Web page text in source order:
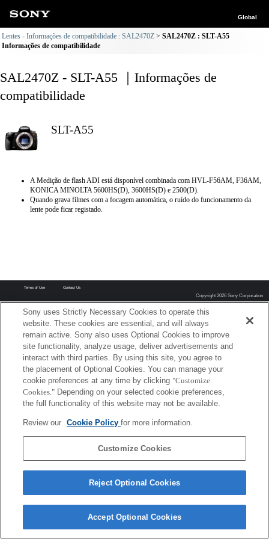
Global
Lentes - Informações de compatibilidade : SAL2470Z
SAL2470Z : SLT-A55
Informações de compatibilidade
SAL2470Z - SLT-A55 ｜Informações de
compatibilidade
SLT-A55
A Medição de flash ADI está disponível combinada com HVL-F56AM, F36AM,
KONICA MINOLTA 5600HS(D), 3600HS(D) e 2500(D).
Quando grava filmes com a focagem automática, o ruído do funcionamento da
lente pode ficar registado.
Terms of Use Contact Us
Copyright 2026 Sony Corporation
Sony uses Strictly Necessary Cookies to operate this
website. These cookies are essential, and will always
remain active. Sony also uses Optional Cookies to improve
site functionality, analyze usage, deliver advertisements and
interact with third parties. By using this site, you agree to
the placement of Optional Cookies. You can manage your
cookie preferences at any time by clicking "Customize
Cookies." Depending on your selected cookie preferences,
the full functionality of this website may not be available.
Review our Cookie Policyfor more information.
Customize Cookies
Reject Optional Cookies
Accept Optional Cookies